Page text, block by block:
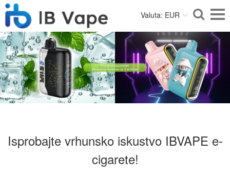
Valuta: EUR
Isprobajte vrhunsko iskustvo IBVAPE e-
cigarete!